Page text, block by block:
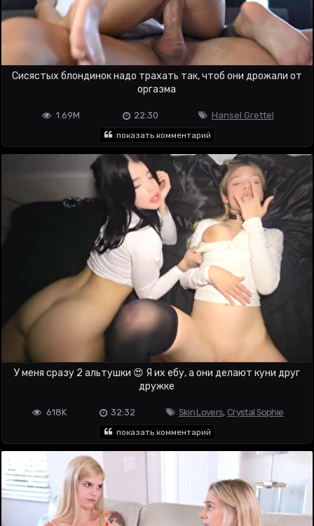
Сисястых блондинок надо трахать так, чтоб они дрожали от
оргазма
Hansel Grettel
22:30
1.69M
показать комментарий
У меня сразу 2 альтушки 😍 Я их ебу, а они делают куни друг
дружке
Skin Lovers, Crystal Sophie
32:32
618K
показать комментарий